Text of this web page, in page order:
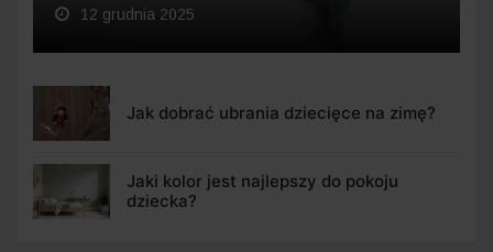
12 grudnia 2025
Jak dobrać ubrania dziecięce na zimę?
Jaki kolor jest najlepszy do pokoju
dziecka?